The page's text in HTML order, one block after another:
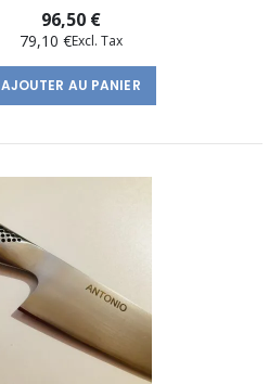
96,50 €
79,10 €
AJOUTER AU PANIER